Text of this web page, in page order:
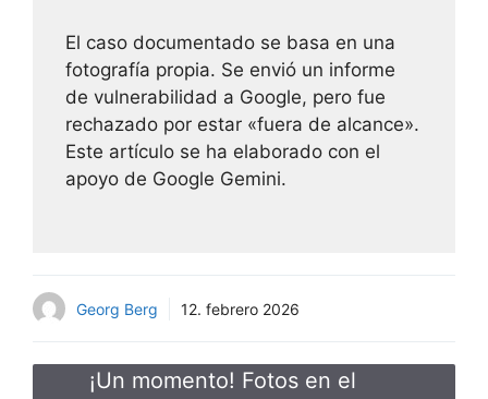
El caso documentado se basa en una
fotografía propia. Se envió un informe
de vulnerabilidad a Google, pero fue
rechazado por estar «fuera de alcance».
Este artículo se ha elaborado con el
apoyo de Google Gemini.
Georg Berg 12. febrero 2026
¡Un momento! Fotos en el